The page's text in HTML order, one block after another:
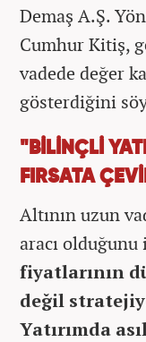
Demaş A.Ş.
Cumhur Kitiş,
vadede değer
gösterdiğini
"BİLİNÇLİ
FIRSATA
Altının uzun
aracı
fiyatlarının
değil
Yatırımda